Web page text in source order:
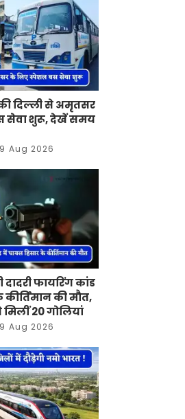
दिल्ली से अमृतसर
सेवा शुरू, देखें समय
Aug 2026
फायरिंग कांड
की मौत,
20 गोलियां
Aug 2026